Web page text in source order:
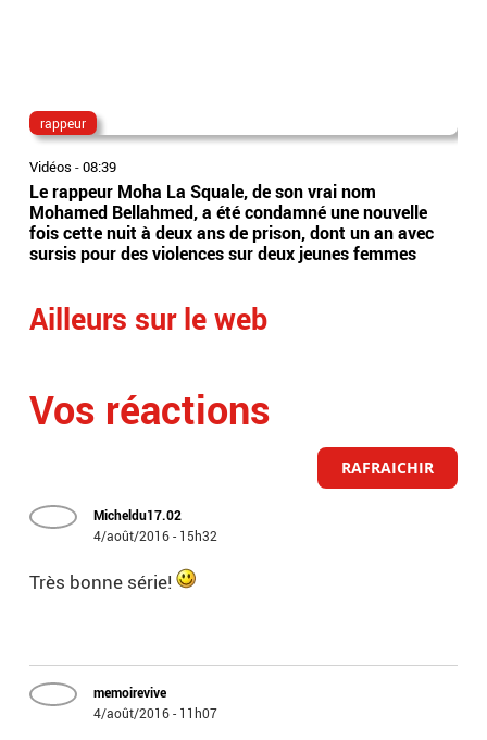
rappeur
Vidéos -08:39
Le rappeur Moha La Squale, de son vrai nom
Mohamed Bellahmed, a été condamné une nouvelle
fois cette nuit à deux ans de prison, dont un an avec
sursis pour des violences sur deux jeunes femmes
Ailleurs sur le web
Vos réactions
RAFRAICHIR
Micheldu17.02
4/août/2016 - 15h32
Très bonne série!
memoirevive
4/août/2016 - 11h07